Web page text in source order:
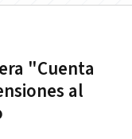
"Cuenta
al